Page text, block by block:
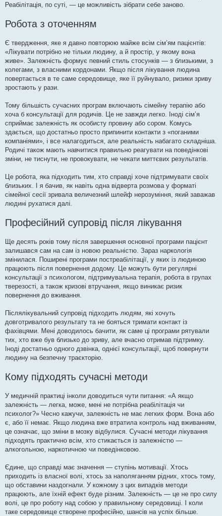
Реабілітація, по суті, — це можливість зібрати себе заново.
Робота з оточенням
Є твердження, яке я давно повторюю майже всім сім’ям пацієнтів:
«Лікувати потрібно не тільки людину, а й простір, у якому вона
живе». Залежність формує певний стиль стосунків — з близькими, з
колегами, з власними кордонами. Якщо після лікування людина
повертається в те саме середовище, яке її руйнувало, ризики зриву
зростають у рази.
Тому більшість сучасних програм включають сімейну терапію або
хоча б консультації для родичів. Це не завжди легко. Іноді сім’я
сприймає залежність як особисту провину або сором. Комусь
здається, що достатньо просто припинити контакти з «поганими
компаніями», і все налагодиться, але реальність набагато складніша.
Родичі також мають навчитися правильно реагувати на поведінкові
зміни, не тиснути, не провокувати, не чекати миттєвих результатів.
Це робота, яка підходить тим, хто справді хоче підтримувати своїх
близьких. І я бачив, як навіть одна відверта розмова у форматі
сімейної сесії зривала величезний шлейф нерозуміння, який заважав
людині рухатися далі.
Професійний супровід після лікування
Ще десять років тому після завершення основної програми пацієнт
залишався сам на сам із новою реальністю. Зараз наркологія
змінилася. Поширені програми постреабілітації, у яких із людиною
працюють після повернення додому. Це можуть бути регулярні
консультації з психологом, підтримувальна терапія, робота в групах
тверезості, а також кризові втручання, якщо виникає ризик
повернення до вживання.
Післялікувальний супровід підходить людям, які хочуть
довготривалого результату та не бояться тримати контакт із
фахівцями. Мені доводилось бачити, як саме ці програми рятували
тих, хто вже був близько до зриву, але вчасно отримав підтримку.
Іноді достатньо одного дзвінка, однієї консультації, щоб повернути
людину на безпечну траєкторію.
Кому підходять сучасні методи
У медичній практиці інколи доводиться чути питання: «А якщо
залежність — легка, може, мені не потрібна реабілітація чи
психолог?» Чесно кажучи, залежність не має легких форм. Вона або
є, або її немає. Якщо людина вже втратила контроль над вживанням,
це означає, що зміни в мозку відбулися. Сучасні методи лікування
підходять практично всім, хто стикається із залежністю —
алкогольною, наркотичною чи поведінковою.
Єдине, що справді має значення — ступінь мотивації. Хтось
приходить із власної волі, хтось за наполяганням рідних, хтось тому,
що обставини наздогнали. У кожному з цих випадків методи
працюють, але їхній ефект буде різним. Залежність — це не про силу
волі, це про роботу над собою у правильному середовищі. І коли
таке середовище створене професійно, шансів на успіх більше.